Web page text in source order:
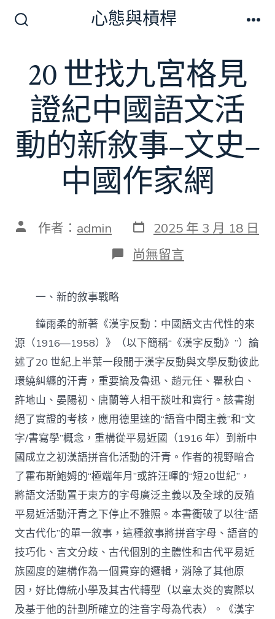
換
開
關
心態與槓桿
20 世找九宮格見
證紀中國語文活
動的新敘事–文史–
中國作家網
文 作者： admin 發
表
日
期
2025 年 3 月 18 日
在
〈20
宮
格
見
證
紀
中
國
語
文
活
動
的
新
敘
事
–
文
史
–
中
國
作
家
網〉
中
尚無留言
一、新的敘事戰略
鐘雨柔的新著《漢字反動：中國語文古代性的來
源（1916—1958）》（以下簡稱“《漢字反動》”）論
述了20 世紀上半葉一段關于漢字反動與文學反動彼此
環繞糾纏的汗青，重要論及魯迅、趙元任、瞿秋白、
許地山、晏陽初、唐蘭等人相干談吐和實行。該書謝
絕了實證的考核，應用德里達的“語音中間主義”和“文
字/書寫學”概念，重構從平易近國（1916 年）到新中
國成立之初漢語拼音化活動的汗青。作者的視野暗合
了霍布斯鮑姆的“極端年月”或許汪暉的“短20世紀”，
將語文活動置于東方的字母廣泛主義以及全球的反殖
平易近活動汗青之下停止不雅照。本書衝破了以往“語
文古代化”的單一敘事，這種敘事將拼音字母、語音的
技巧化、言文分歧、古代個別的主體性和古代平易近
族國度的建構作為一個貫穿的邏輯，消除了其他原
因，好比傳統小學及其古代轉型（以章太炎的實際以
及基于他的計劃所確立的注音字母為代表）。《漢字